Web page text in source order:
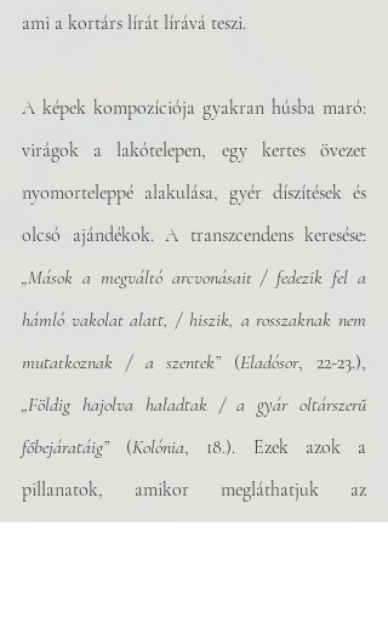
ami a kortárs lírát lírává teszi.
A képek kompozíciója gyakran húsba maró:
virágok a lakótelepen, egy kertes övezet
nyomorteleppé alakulása, gyér díszítések és
„Mások a megváltó arcvonásait / fedezik fel a
hámló vakolat alatt, / hiszik, a rosszaknak nem
mutatkoznak / a szentek” (Eladósor
„Földig hajolva haladtak / a gyár oltárszerű
főbejáratáig” (Kolónia, 18.). Ezek azok a
pillanatok, amikor megláthatjuk az